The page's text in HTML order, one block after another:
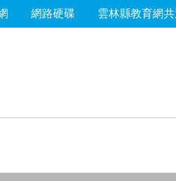
網路硬碟 雲林縣教育網